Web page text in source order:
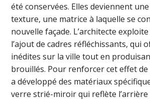
été conservées. Elles deviennent
texture, une matrice à laquelle se
nouvelle façade. L’architecte
l’ajout de cadres réfléchissants, qui
inédites sur la ville tout en
brouillés. Pour renforcer cet effet de
a développé des matériaux
verre strié-miroir qui reflète l’arrière